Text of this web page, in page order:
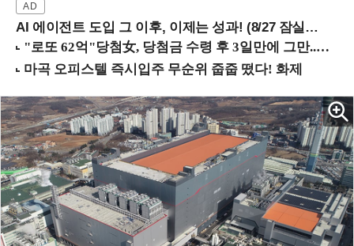
AI 에이전트 도입 그 이후, 이제는 성과! (8/27 잠실역)